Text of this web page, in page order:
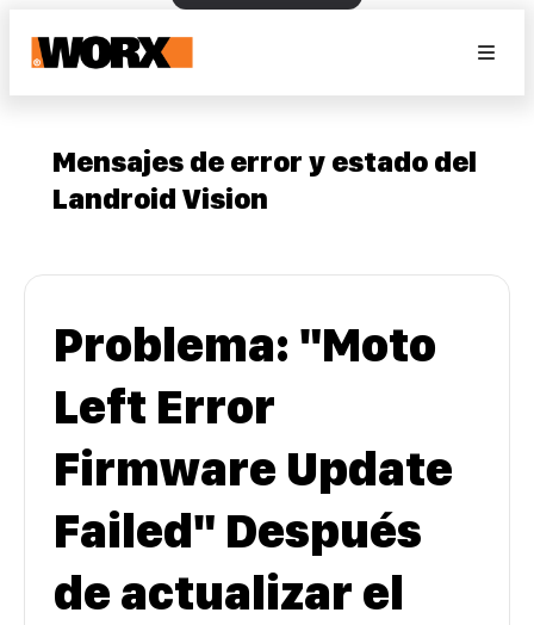
Mensajes de error y estado del
Landroid Vision
Problema: "Moto
Left Error
Firmware Update
Failed" Después
de actualizar el